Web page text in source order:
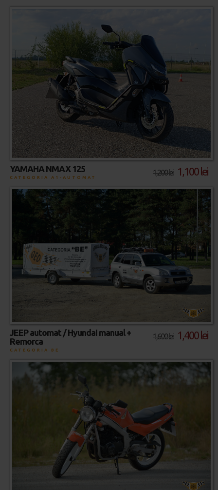
1,200 lei 1,100 lei
YAMAHA NMAX 125
CATEGORIA A1-AUTOMAT
1,600 lei 1,400 lei
JEEP automat / HyundaI manual +
Remorca
CATEGORIA BE